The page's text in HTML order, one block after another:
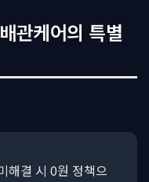
관케어의 특별
해결 시 0원 정책으